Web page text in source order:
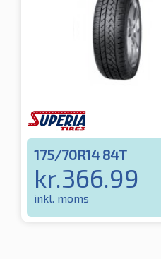
175/70R14 84T
kr.366.99
inkl. moms